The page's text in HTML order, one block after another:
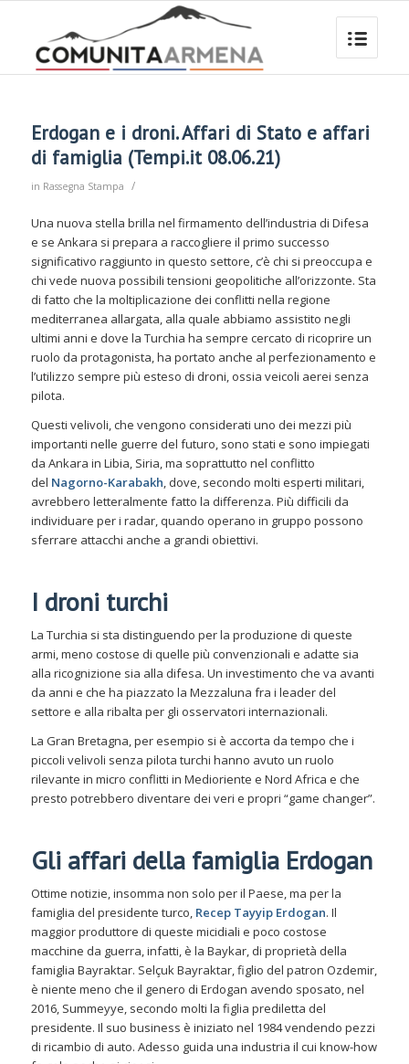
Erdogan e i droni. Affari di Stato e affari
di famiglia (Tempi.it 08.06.21)
in Rassegna Stampa /
Una nuova stella brilla nel firmamento dell’industria di Difesa
e se Ankara si prepara a raccogliere il primo successo
significativo raggiunto in questo settore, c’è chi si preoccupa e
chi vede nuova possibili tensioni geopolitiche all’orizzonte. Sta
di fatto che la moltiplicazione dei conflitti nella regione
mediterranea allargata, alla quale abbiamo assistito negli
ultimi anni e dove la Turchia ha sempre cercato di ricoprire un
ruolo da protagonista, ha portato anche al perfezionamento e
l’utilizzo sempre più esteso di droni, ossia veicoli aerei senza
pilota.
Questi velivoli, che vengono considerati uno dei mezzi più
importanti nelle guerre del futuro, sono stati e sono impiegati
da Ankara in Libia, Siria, ma soprattutto nel conflitto
del Nagorno-Karabakh, dove, secondo molti esperti militari,
avrebbero letteralmente fatto la differenza. Più difficili da
individuare per i radar, quando operano in gruppo possono
sferrare attacchi anche a grandi obiettivi.
I droni turchi
La Turchia si sta distinguendo per la produzione di queste
armi, meno costose di quelle più convenzionali e adatte sia
alla ricognizione sia alla difesa. Un investimento che va avanti
da anni e che ha piazzato la Mezzaluna fra i leader del
settore e alla ribalta per gli osservatori internazionali.
La Gran Bretagna, per esempio si è accorta da tempo che i
piccoli velivoli senza pilota turchi hanno avuto un ruolo
rilevante in micro conflitti in Medioriente e Nord Africa e che
presto potrebbero diventare dei veri e propri “game changer”.
Gli affari della famiglia Erdogan
Ottime notizie, insomma non solo per il Paese, ma per la
famiglia del presidente turco, Recep Tayyip Erdogan. Il
maggior produttore di queste micidiali e poco costose
macchine da guerra, infatti, è la Baykar, di proprietà della
famiglia Bayraktar. Selçuk Bayraktar, figlio del patron Ozdemir,
è niente meno che il genero di Erdogan avendo sposato, nel
2016, Summeyye, secondo molti la figlia prediletta del
presidente. Il suo business è iniziato nel 1984 vendendo pezzi
di ricambio di auto. Adesso guida una industria il cui know-how